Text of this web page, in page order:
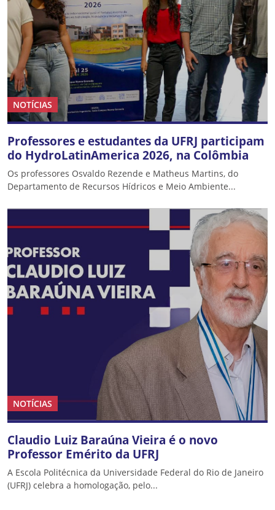
NOTÍCIAS
Professores e estudantes da UFRJ participam
do HydroLatinAmerica 2026, na Colômbia
Os professores Osvaldo Rezende e Matheus Martins, do
Departamento de Recursos Hídricos e Meio Ambiente...
NOTÍCIAS
Claudio Luiz Baraúna Vieira é o novo
Professor Emérito da UFRJ
A Escola Politécnica da Universidade Federal do Rio de Janeiro
(UFRJ) celebra a homologação, pelo...